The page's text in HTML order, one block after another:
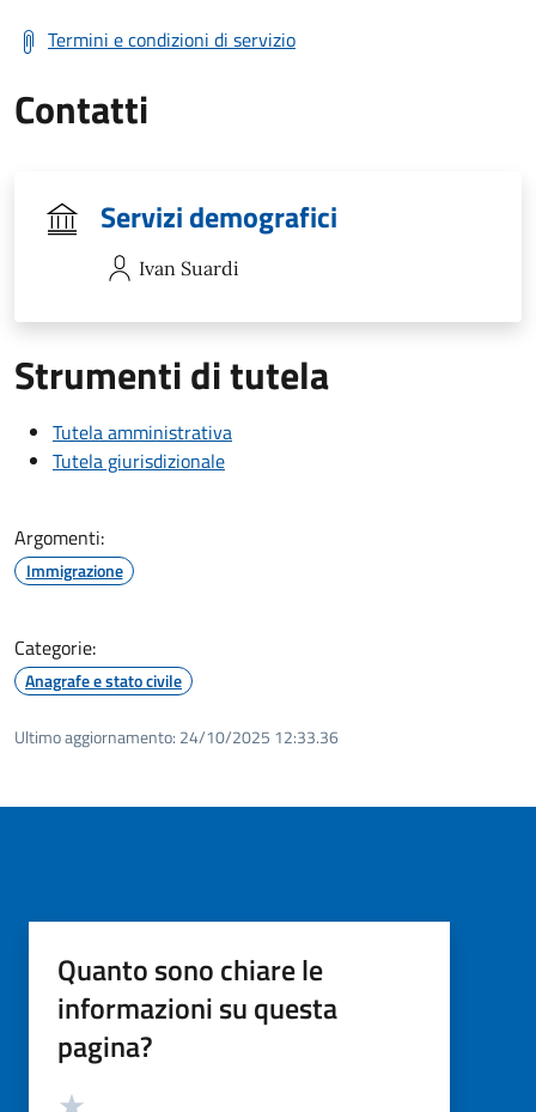
Termini e condizioni di servizio
Contatti
Servizi demografici
Ivan Suardi
Strumenti di tutela
Tutela amministrativa
Tutela giurisdizionale
Argomenti:
Immigrazione
Categorie:
Anagrafe e stato civile
Ultimo aggiornamento: 24/10/2025 12:33.36
Quanto sono chiare le
informazioni su questa
pagina?
Valutazione